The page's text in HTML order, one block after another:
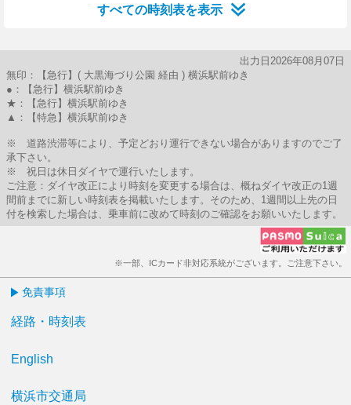
すべての時刻表を表示
出力日2026年08月07日
無印：【急行】( 大黒海づり公園 経由 ) 横浜駅前ゆき
●：【急行】横浜駅前ゆき
★：【急行】横浜駅前ゆき
▲：【特急】横浜駅前ゆき
※ 道路渋滞等により、予定どおり運行できない場合がありますのでご了
承下さい。
※ 祝日は休日ダイヤで運行いたします。
ご注意：ダイヤ改正により時刻を変更する場合は、概ねダイヤ改正の1週
間前までに新しい時刻表を掲載いたします。そのため、1週間以上先の日
付を検索した場合は、乗車前に改めて時刻のご確認をお願いいたします。
※一部、ICカード非対応系統がございます。ご注意下さい。
免責事項
経路・時刻表
English
横浜市交通局